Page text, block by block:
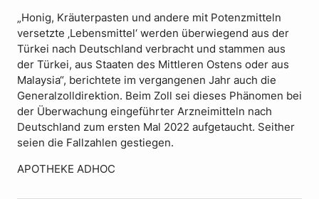
„Honig, Kräuterpasten und andere mit Potenzmitteln
versetzte ‚Lebensmittel‘ werden überwiegend aus der
Türkei nach Deutschland verbracht und stammen aus
der Türkei, aus Staaten des Mittleren Ostens oder aus
Malaysia“, berichtete im vergangenen Jahr auch die
Generalzolldirektion. Beim Zoll sei dieses Phänomen bei
der Überwachung eingeführter Arzneimitteln nach
Deutschland zum ersten Mal 2022 aufgetaucht. Seither
seien die Fallzahlen gestiegen.
APOTHEKE ADHOC